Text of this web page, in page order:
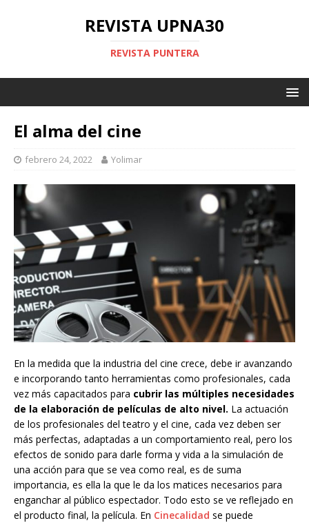
REVISTA UPNA30
REVISTA PUNTERA
El alma del cine
febrero 24, 2022 Yolimar
En la medida que la industria del cine crece, debe ir avanzando
e incorporando tanto herramientas como profesionales, cada
vez más capacitados para cubrir las múltiples necesidades
de la elaboración de películas de alto nivel. La actuación
de los profesionales del teatro y el cine, cada vez deben ser
más perfectas, adaptadas a un comportamiento real, pero los
efectos de sonido para darle forma y vida a la simulación de
una acción para que se vea como real, es de suma
importancia, es ella la que le da los matices necesarios para
enganchar al público espectador. Todo esto se ve reflejado en
el producto final, la película. En Cinecalidad se puede